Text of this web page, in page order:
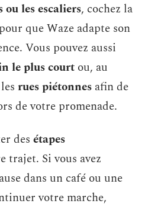
ou les escaliers, cochez la
que Waze adapte son
Vous pouvez aussi
le plus court ou, au
rues piétonnes afin de
de votre promenade.
des étapes
trajet. Si vous avez
dans un café ou une
votre marche,